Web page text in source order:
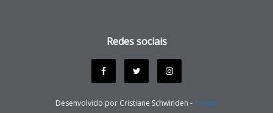
Redes sociais
Desenvolvido por Cristiane Schwinden - Porttal